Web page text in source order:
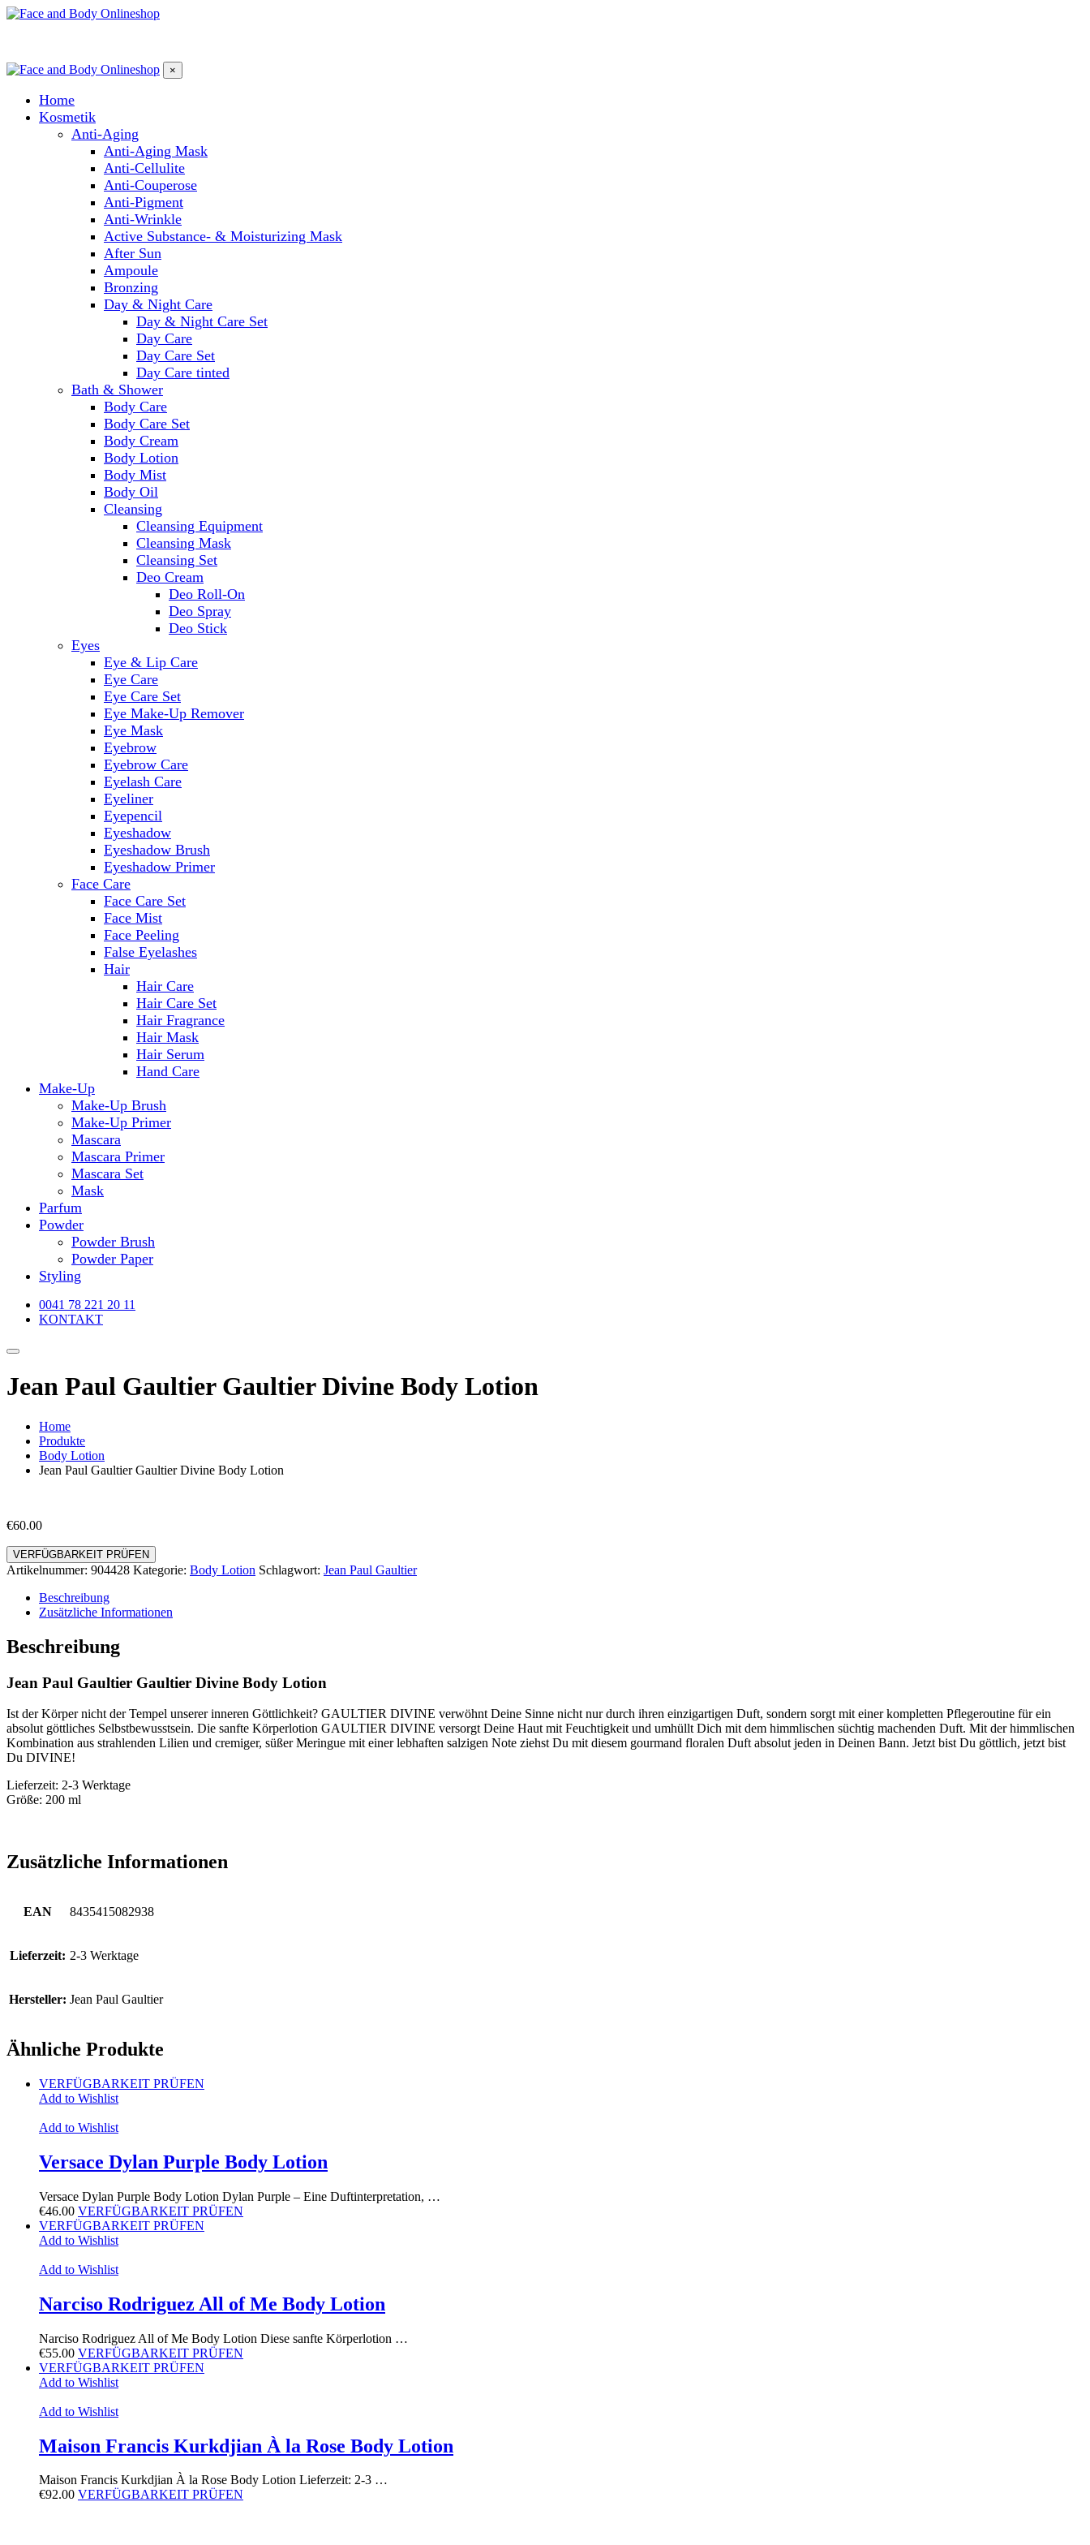
×
Home
Kosmetik
Anti-Aging
Anti-Aging Mask
Anti-Cellulite
Anti-Couperose
Anti-Pigment
Anti-Wrinkle
Active Substance- & Moisturizing Mask
After Sun
Ampoule
Bronzing
Day & Night Care
Day & Night Care Set
Day Care
Day Care Set
Day Care tinted
Bath & Shower
Body Care
Body Care Set
Body Cream
Body Lotion
Body Mist
Body Oil
Cleansing
Cleansing Equipment
Cleansing Mask
Cleansing Set
Deo Cream
Deo Roll-On
Deo Spray
Deo Stick
Eyes
Eye & Lip Care
Eye Care
Eye Care Set
Eye Make-Up Remover
Eye Mask
Eyebrow
Eyebrow Care
Eyelash Care
Eyeliner
Eyepencil
Eyeshadow
Eyeshadow Brush
Eyeshadow Primer
Face Care
Face Care Set
Face Mist
Face Peeling
False Eyelashes
Hair
Hair Care
Hair Care Set
Hair Fragrance
Hair Mask
Hair Serum
Hand Care
Make-Up
Make-Up Brush
Make-Up Primer
Mascara
Mascara Primer
Mascara Set
Mask
Parfum
Powder
Powder Brush
Powder Paper
Styling
0041 78 221 20 11
KONTAKT
Jean Paul Gaultier Gaultier Divine Body Lotion
Home
Produkte
Body Lotion
Jean Paul Gaultier Gaultier Divine Body Lotion
€60.00
VERFÜGBARKEIT PRÜFEN
Artikelnummer: 904428 Kategorie: Body Lotion Schlagwort: Jean Paul Gaultier
Beschreibung
Zusätzliche Informationen
Beschreibung
Jean Paul Gaultier Gaultier Divine Body Lotion
Ist der Körper nicht der Tempel unserer inneren Göttlichkeit? GAULTIER DIVINE verwöhnt Deine Sinne nicht nur durch ihren einzigartigen Duft, sondern sorgt mit einer kompletten Pflegeroutine für ein
absolut göttliches Selbstbewusstsein. Die sanfte Körperlotion GAULTIER DIVINE versorgt Deine Haut mit Feuchtigkeit und umhüllt Dich mit dem himmlischen süchtig machenden Duft. Mit der himmlischen
Kombination aus strahlenden Lilien und cremiger, süßer Meringue mit einer lebhaften salzigen Note ziehst Du mit diesem gourmand floralen Duft absolut jeden in Deinen Bann. Jetzt bist Du göttlich, jetzt bist
Du DIVINE!
Lieferzeit: 2-3 Werktage
Größe: 200 ml
Zusätzliche Informationen
EAN 8435415082938
Lieferzeit: 2-3 Werktage
Hersteller: Jean Paul Gaultier
Ähnliche Produkte
VERFÜGBARKEIT PRÜFEN
Add to Wishlist
Add to Wishlist
Versace Dylan Purple Body Lotion
Versace Dylan Purple Body Lotion Dylan Purple – Eine Duftinterpretation, …
€46.00 VERFÜGBARKEIT PRÜFEN
VERFÜGBARKEIT PRÜFEN
Add to Wishlist
Add to Wishlist
Narciso Rodriguez All of Me Body Lotion
Narciso Rodriguez All of Me Body Lotion Diese sanfte Körperlotion …
€55.00 VERFÜGBARKEIT PRÜFEN
VERFÜGBARKEIT PRÜFEN
Add to Wishlist
Add to Wishlist
Maison Francis Kurkdjian À la Rose Body Lotion
Maison Francis Kurkdjian À la Rose Body Lotion Lieferzeit: 2-3 …
€92.00 VERFÜGBARKEIT PRÜFEN